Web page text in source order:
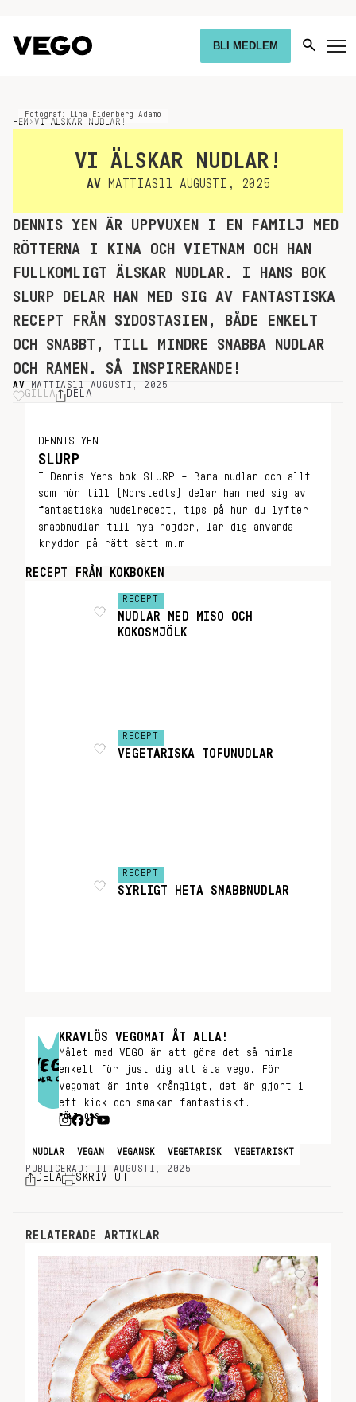
BLI MEDLEM
HEM ›VI ÄLSKAR NUDLAR!
Fotograf: Lina Eidenberg Adamo
VI ÄLSKAR NUDLAR!
AV MATTIAS 11 AUGUSTI, 2025
DENNIS YEN ÄR UPPVUXEN I EN FAMILJ MED
RÖTTERNA I KINA OCH VIETNAM OCH HAN
FULLKOMLIGT ÄLSKAR NUDLAR. I HANS BOK
SLURP DELAR HAN MED SIG AV FANTASTISKA
RECEPT FRÅN SYDOSTASIEN, BÅDE ENKELT
OCH SNABBT, TILL MINDRE SNABBA NUDLAR
OCH RAMEN. SÅ INSPIRERANDE!
AV MATTIAS11 AUGUSTI, 2025
GILLA DELA
DENNIS YEN
SLURP
I Dennis Yens bok SLURP – Bara nudlar och allt
som hör till (Norstedts) delar han med sig av
fantastiska nudelrecept, tips på hur du lyfter
snabbnudlar till nya höjder, lär dig använda
kryddor på rätt sätt m.m.
RECEPT FRÅN KOKBOKEN
RECEPT
NUDLAR MED MISO OCH
KOKOSMJÖLK
RECEPT
VEGETARISKA TOFUNUDLAR
RECEPT
SYRLIGT HETA SNABBNUDLAR
KRAVLÖS VEGOMAT ÅT ALLA!
Målet med VEGO är att göra det så himla
enkelt för just dig att äta vego. För
vegomat är inte krångligt, det är gjort i
ett kick och smakar fantastiskt.
FÖLJ OSS
NUDLAR VEGAN VEGANSK VEGETARISK
VEGETARISKT
PUBLICERAD: 11 AUGUSTI, 2025
DELA SKRIV UT
RELATERADE ARTIKLAR